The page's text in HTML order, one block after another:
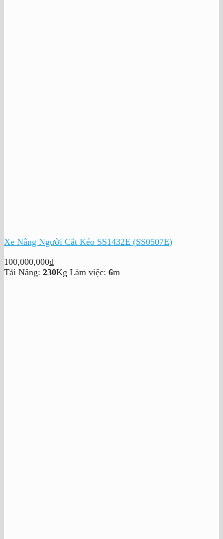
Xe Nâng Người Cắt Kéo SS1432E (SS0507E)
100,000,000₫
Tải Nâng: 230Kg Làm việc: 6m